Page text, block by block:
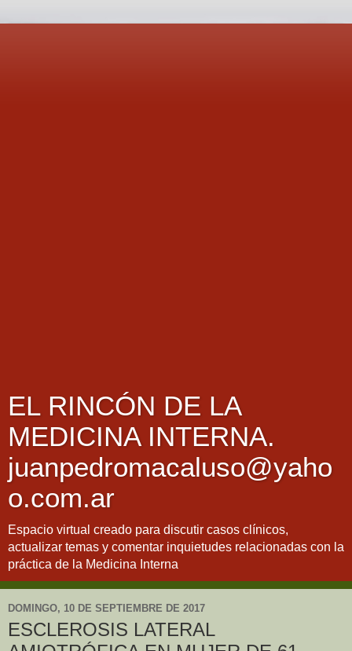
EL RINCÓN DE LA
MEDICINA INTERNA.
juanpedromacaluso@yaho
o.com.ar
Espacio virtual creado para discutir casos clínicos,
actualizar temas y comentar inquietudes relacionadas con la
práctica de la Medicina Interna
DOMINGO, 10 DE SEPTIEMBRE DE 2017
ESCLEROSIS LATERAL